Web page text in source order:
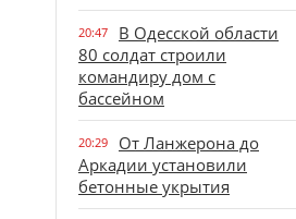
20:47
В Одесской области
80 солдат строили
командиру дом с
бассейном
20:29
От Ланжерона до
Аркадии установили
бетонные укрытия